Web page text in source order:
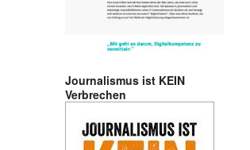
Journalismus ist KEIN
Verbrechen